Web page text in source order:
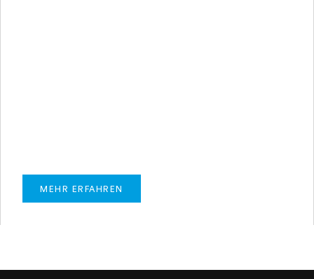
MEHR ERFAHREN